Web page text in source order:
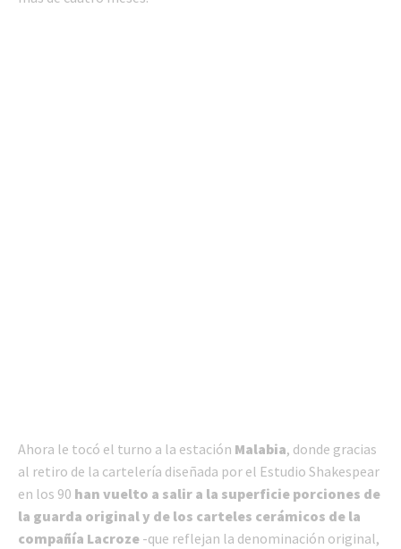
Ahora le tocó el turno a la estación Malabia, donde gracias
al retiro de la cartelería diseñada por el Estudio Shakespear
en los 90 han vuelto a salir a la superficie porciones de
la guarda original y de los carteles cerámicos de la
compañía Lacroze -que reflejan la denominación original,